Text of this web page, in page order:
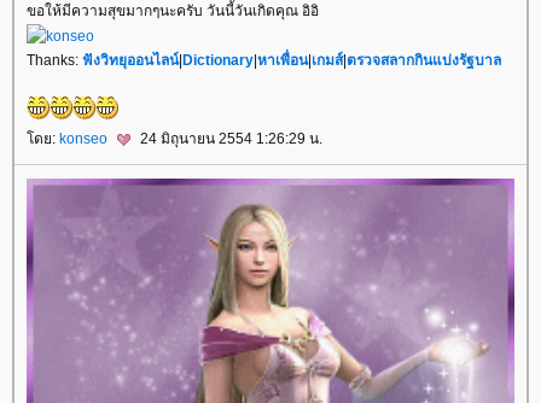
ขอให้มีความสุขมากๆนะครับ วันนี้วันเกิดคุณ อิอิ
Thanks: ฟังวิทยุออนไลน์|Dictionary|หาเพื่อน|เกมส์|ตรวจสลากกินแบ่งรัฐบาล
ดย: konseo 24 มิถุนายน 2554 1:26:29 น.